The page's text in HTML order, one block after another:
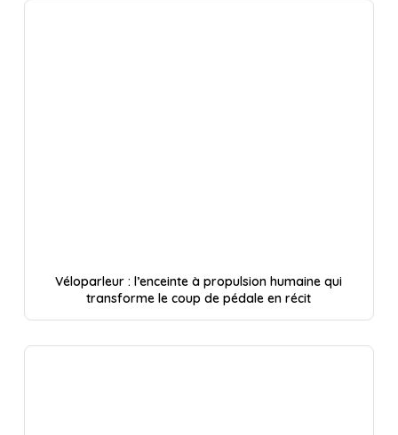
Véloparleur : l’enceinte à propulsion humaine qui
transforme le coup de pédale en récit